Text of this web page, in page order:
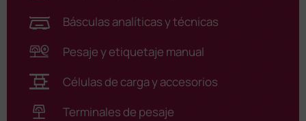
Básculas analíticas y técnicas
Pesaje y etiquetaje manual
Células de carga y accesorios
Terminales de pesaje